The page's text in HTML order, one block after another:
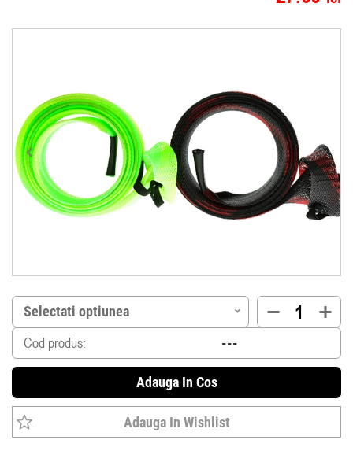
Selectati optiunea
Cod produs:
Adauga In Cos
Adauga In Wishlist